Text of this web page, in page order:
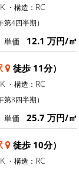
・構造： RC
第4四半期）
単価 12.1 万円/㎡
徒歩 11分）
・構造： RC
第3四半期）
単価 25.7 万円/㎡
徒歩 10分）
・構造： RC